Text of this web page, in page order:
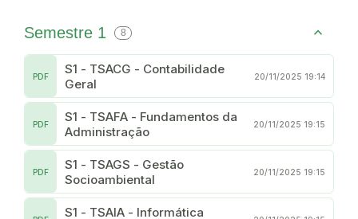
Semestre 1 8
S1 - TSACG - Contabilidade
Geral
PDF 20/11/2025 19:14
S1 - TSAFA - Fundamentos da
Administração
PDF 20/11/2025 19:15
S1 - TSAGS - Gestão
Socioambiental
PDF 20/11/2025 19:15
S1 - TSAIA - Informática